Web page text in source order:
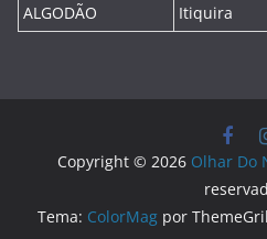
ALGODÃO
Itiquira
Copyright © 2026 Olhar Do
Tema: ColorMag por